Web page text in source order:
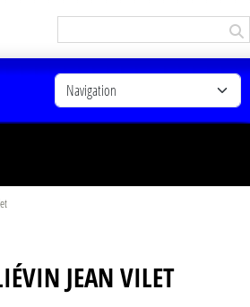
JEAN VILET